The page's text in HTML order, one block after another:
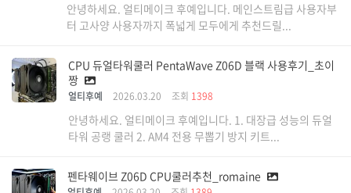
안녕하세요. 얼티메이크 후예입니다. 메인스트림급 사용자부
터 고사양 사용자까지 폭넓게 모두에게 추천드릴...
CPU 듀얼타워쿨러 PentaWave Z06D 블랙 사용후기_초이
짱
얼티후예 2026.03.20 조회 1398
안녕하세요. 얼티메이크 후예입니다. 1. 대장급 성능의 듀얼
타워 공랭 쿨러 2. AM4 전용 무뽑기 방지 키트...
펜타웨이브 Z06D CPU쿨러추천_romaine